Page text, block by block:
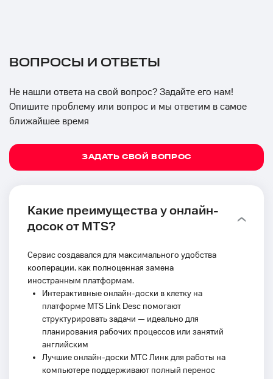
ВОПРОСЫ И ОТВЕТЫ
Не нашли ответа на свой вопрос? Задайте его нам!
Опишите проблему или вопрос и мы ответим в самое
ближайшее время
ЗАДАТЬ СВОЙ ВОПРОС
Какие преимущества у онлайн-
досок от MTS?
Сервис создавался для максимального удобства
кооперации, как полноценная замена
иностранным платформам.
Интерактивные онлайн-доски в клетку на
платформе MTS Link Desc помогают
структурировать задачи — идеально для
планирования рабочих процессов или занятий
английским
Лучшие онлайн-доски МТС Линк для работы на
компьютере поддерживают полный перенос